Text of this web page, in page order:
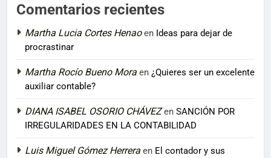
Comentarios recientes
Martha Lucia Cortes Henaoen Ideas para dejar de
procrastinar
Martha Rocío Bueno Mora en ¿Quieres ser un excelente
auxiliar contable?
DIANA ISABEL OSORIO CHÁVEZen SANCIÓN POR
IRREGULARIDADES EN LA CONTABILIDAD
Luis Miguel Gómez Herrera en El contador y sus